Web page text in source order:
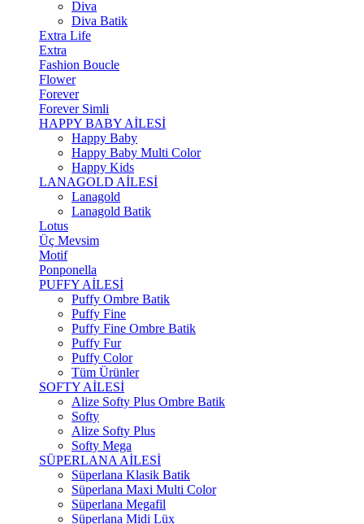
Diva
Diva Batik
Extra Life
Extra
Fashion Boucle
Flower
Forever
Forever Simli
HAPPY BABY AİLESİ
Happy Baby
Happy Baby Multi Color
Happy Kids
LANAGOLD AİLESİ
Lanagold
Lanagold Batik
Lotus
Üç Mevsim
Motif
Ponponella
PUFFY AİLESİ
Puffy Ombre Batik
Puffy Fine
Puffy Fine Ombre Batik
Puffy Fur
Puffy Color
Tüm Ürünler
SOFTY AİLESİ
Alize Softy Plus Ombre Batik
Softy
Alize Softy Plus
Softy Mega
SÜPERLANA AİLESİ
Süperlana Klasik Batik
Süperlana Maxi Multi Color
Süperlana Megafil
Süperlana Midi Lüx